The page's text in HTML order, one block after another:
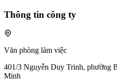
Thông tin công ty
Văn phòng làm việc
401/3 Nguyễn Duy Trinh, phường
Minh